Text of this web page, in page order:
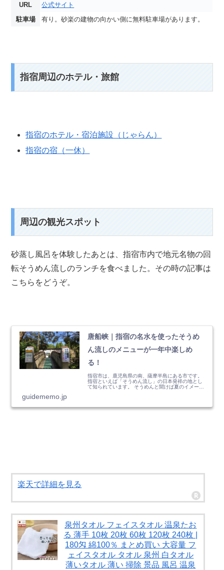
URL
公式サイト
駐車場
有り。砂楽の建物の向かい側に無料駐車場があります。
指宿周辺のホテル・旅館
指宿のホテル・宿泊施設（じゃらん）
指宿の宿（一休）
周辺の観光スポット
砂蒸し風呂を体験したあとは、指宿市内で地元名物の回
転そうめん流しのランチを食べました。その時の記事は
こちらをどうぞ。
唐船峡｜指宿の名水を使ったそうめ
ん流しのメニューが一年中楽しめ
る！
指宿市は、鹿児島県の南、薩摩半島にある市です。
指宿といえば「そうめん流し」の日本発祥の地とし
て知られています。 そうめんと聞けば夏のイメージ
guidememo.jp
楽天で詳細を見る
泉州タオル フェイスタオル 温泉たお
る 薄手 10枚 20枚 60枚 120枚 240枚 |
180匁 綿100％ まとめ買い 大容量 フ
ェイスタオル タオル 泉州 白タオル
薄いタオル 薄い 掃除 景品 風呂 温泉